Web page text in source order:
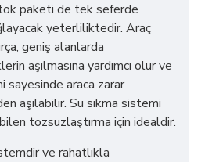
paketi de tek seferde
yeterliliktedir. Araç
geniş alanlarda
aşılmasına yardımcı olur ve
sayesinde araca zarar
aşılabilir. Su sıkma sistemi
tozsuzlaştırma için idealdir.
ve rahatlıkla